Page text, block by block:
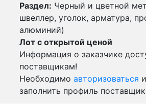
Раздел: Черный и цветной
швеллер, уголок, арматура,
алюминий)
Лот с открытой ценой
Информация о заказчике
поставщикам!
Необходимо авторизоваться
заполнить профиль